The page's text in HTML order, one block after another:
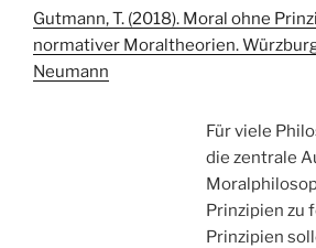
Gutmann, T. (2018). Moral ohne
normativer Moraltheorien.
Neumann
Für viele
die zentrale
Prinzipien zu
Prinzipien